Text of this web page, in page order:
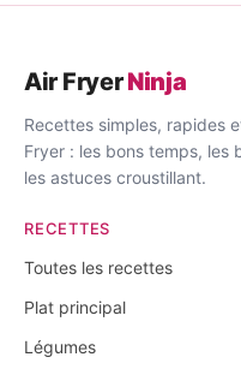
Air FryerNinja
Recettes simples, rapides
Fryer : les bons temps, les
les astuces croustillant.
RECETTES
Toutes les recettes
Plat principal
Légumes